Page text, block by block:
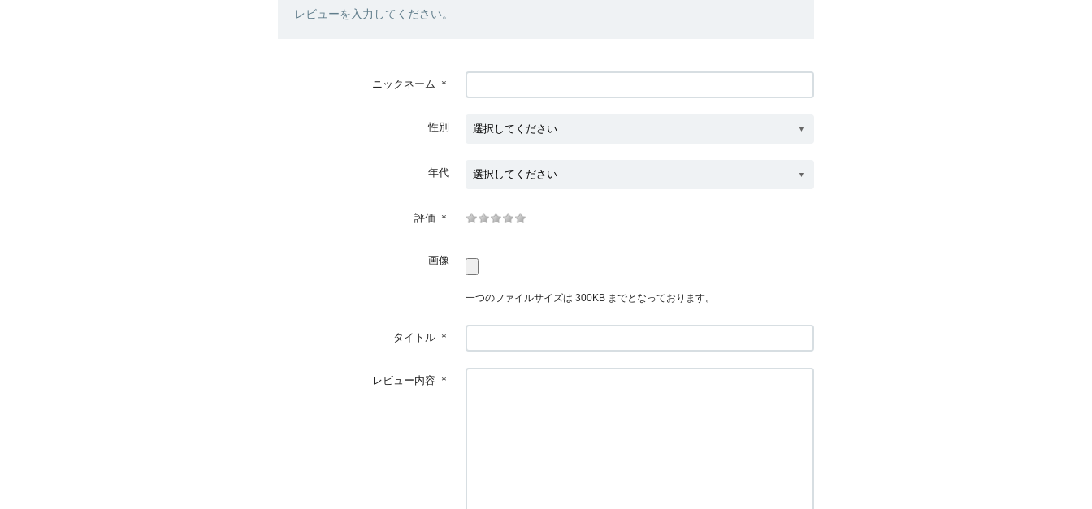
レビューを入力してください。
ニックネーム ＊
性別
年代
評価 ＊
画像
一つのファイルサイズは 300KB までとなっております。
タイトル ＊
レビュー内容 ＊